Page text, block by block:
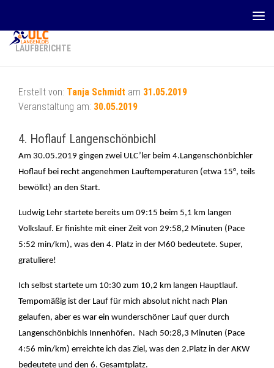
LAUFBERICHTE
Erstellt von: Tanja Schmidt am 31.05.2019
Veranstaltung am: 30.05.2019
4. Hoflauf Langenschönbichl
Am 30.05.2019 gingen zwei ULC’ler beim 4.Langenschönbichler
Hoflauf bei recht angenehmen Lauftemperaturen (etwa 15°, teils
bewölkt) an den Start.
Ludwig Lehr startete bereits um 09:15 beim 5,1 km langen
Volkslauf. Er finishte mit einer Zeit von 29:58,2 Minuten (Pace
5:52 min/km), was den 4. Platz in der M60 bedeutete. Super,
gratuliere!
Ich selbst startete um 10:30 zum 10,2 km langen Hauptlauf.
Tempomäßig ist der Lauf für mich absolut nicht nach Plan
gelaufen, aber es war ein wunderschöner Lauf quer durch
Langenschönbichls Innenhöfen. Nach 50:28,3 Minuten (Pace
4:56 min/km) erreichte ich das Ziel, was den 2.Platz in der AKW
bedeutete und den 6. Gesamtplatz.